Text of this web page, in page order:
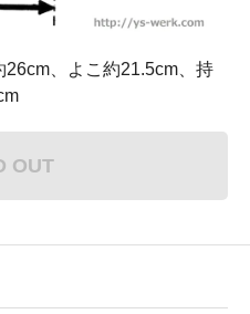
26cm、よこ約21.5cm、持
OUT